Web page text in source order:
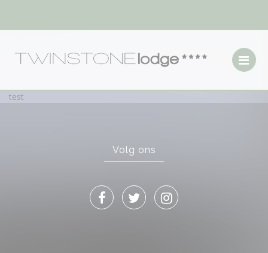
test
Volg ons